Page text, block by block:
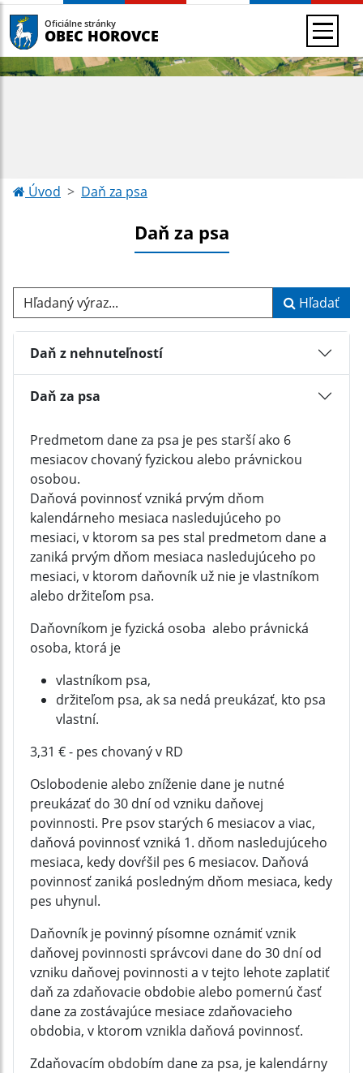
Oficiálne stránky
OBEC HOROVCE
Úvod Daň za psa
Daň za psa
Hľadaný výraz... Hľadať
Daň z nehnuteľností
Daň za psa
Predmetom dane za psa je pes starší ako 6
mesiacov chovaný fyzickou alebo právnickou
osobou.
Daňová povinnosť vzniká prvým dňom
kalendárneho mesiaca nasledujúceho po
mesiaci, v ktorom sa pes stal predmetom dane a
zaniká prvým dňom mesiaca nasledujúceho po
mesiaci, v ktorom daňovník už nie je vlastníkom
alebo držiteľom psa.
Daňovníkom je fyzická osoba alebo právnická
osoba, ktorá je
vlastníkom psa,
držiteľom psa, ak sa nedá preukázať, kto psa
vlastní.
3,31 € - pes chovaný v RD
Oslobodenie alebo zníženie dane je nutné
preukázať do 30 dní od vzniku daňovej
povinnosti. Pre psov starých 6 mesiacov a viac,
daňová povinnosť vzniká 1. dňom nasledujúceho
mesiaca, kedy dovŕšil pes 6 mesiacov. Daňová
povinnosť zaniká posledným dňom mesiaca, kedy
pes uhynul.
Daňovník je povinný písomne oznámiť vznik
daňovej povinnosti správcovi dane do 30 dní od
vzniku daňovej povinnosti a v tejto lehote zaplatiť
daň za zdaňovacie obdobie alebo pomernú časť
dane za zostávajúce mesiace zdaňovacieho
obdobia, v ktorom vznikla daňová povinnosť.
Zdaňovacím obdobím dane za psa, je kalendárny